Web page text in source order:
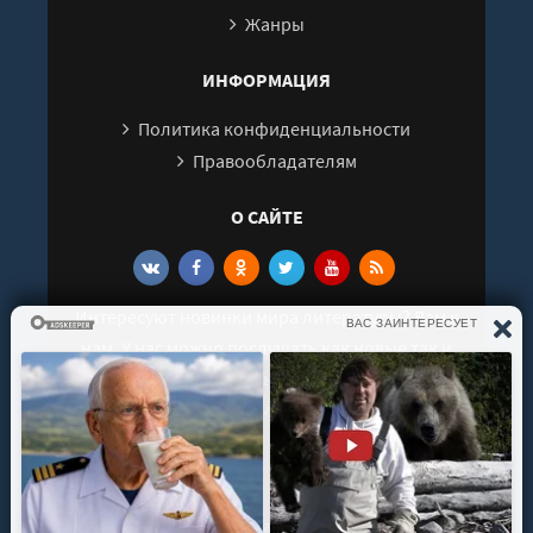
Жанры
ИНФОРМАЦИЯ
Политика конфиденциальности
Правообладателям
О САЙТЕ
Интересуют новинки мира литературы? Вам к
нам. У нас можно послушать как новые так и
старые аудиокниги. Выбрать и поделиться с
друзьями лучшими аудиокнигами!
© 2021 - 2026 kniga-audio.net. Все права